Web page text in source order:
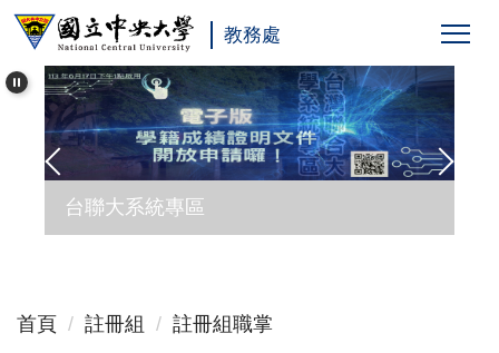
跳
主
教務處
台聯大系統專區
首頁 註冊組 註冊組職掌